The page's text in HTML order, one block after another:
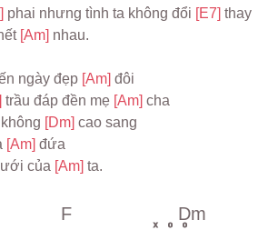
phai nhưng tình ta không đổi [E7] thay
[Am] nhau.
ngày đẹp [Am] đôi
trầu đáp đền mẹ [Am] cha
[Dm] cao sang
[Am] đứa
của [Am] ta.
F Dm
x o o